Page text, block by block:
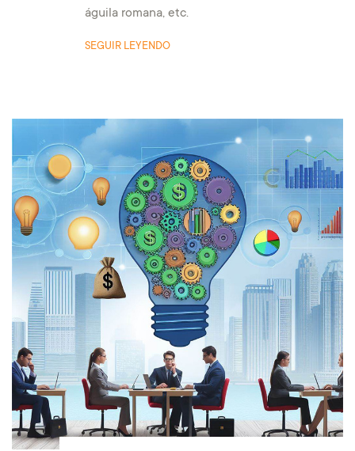
águila romana, etc.
SEGUIR LEYENDO